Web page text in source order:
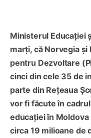
Ministerul Educației
marți, că Norvegia
pentru Dezvoltare
cinci din cele 35 de
parte din Rețeaua
vor fi făcute în
educației în Moldova
circa 19 milioane de